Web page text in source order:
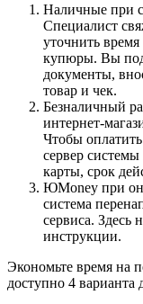
Наличные при
Специалист
уточнить
купюры. Вы
документы,
товар и чек.
Безналичный
интернет-
Чтобы
сервер
карты, срок
ЮMoney при
система
сервиса. Здесь
инструкции.
Экономьте время на
доступно 4 варианта